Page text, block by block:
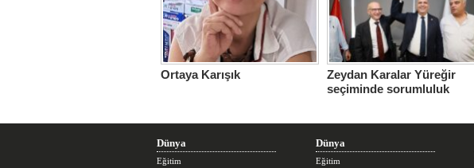
Ortaya Karışık Zeydan Karalar Yüreğir
seçiminde sorumluluk
Dünya
Eğitim
Dünya
Eğitim